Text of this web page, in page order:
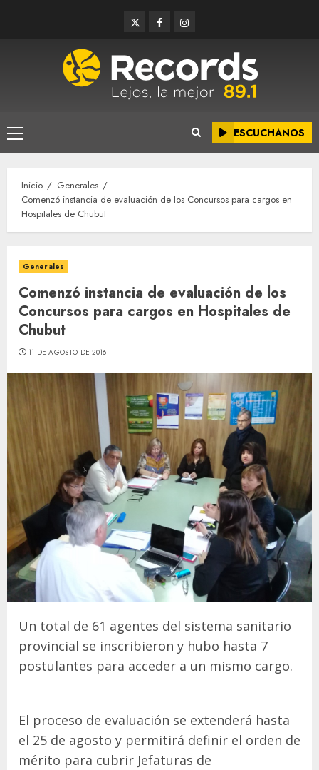
TwitterFacebookInstagram
Menú
principal
ESCUCHANOS
Inicio
Generales
Comenzó instancia de evaluación de los Concursos para cargos en
Hospitales de Chubut
Generales
Comenzó instancia de evaluación de los
Concursos para cargos en Hospitales de
Chubut
11 DE AGOSTO DE 2016
Un total de 61 agentes del sistema sanitario
provincial se inscribieron y hubo hasta 7
postulantes para acceder a un mismo cargo.
El proceso de evaluación se extenderá hasta
el 25 de agosto y permitirá definir el orden de
mérito para cubrir Jefaturas de